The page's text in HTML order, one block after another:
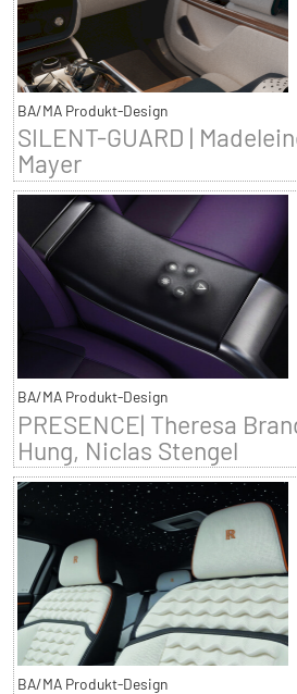
BA/MA Produkt-Design
SILENT-GUARD |
Mayer
BA/MA Produkt-Design
PRESENCE| Theresa
Hung, Niclas Stengel
BA/MA Produkt-Design